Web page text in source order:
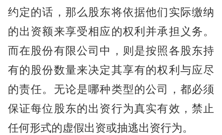
约定的话，那么股东将依据他们实际缴纳
的出资额来享受相应的权利并承担义务。
而在股份有限公司中，则是按照各股东持
有的股份数量来决定其享有的权利与应尽
的责任。无论是哪种类型的公司，都必须
保证每位股东的出资行为真实有效，禁止
任何形式的虚假出资或抽逃出资行为。